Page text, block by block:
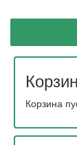
Корзина